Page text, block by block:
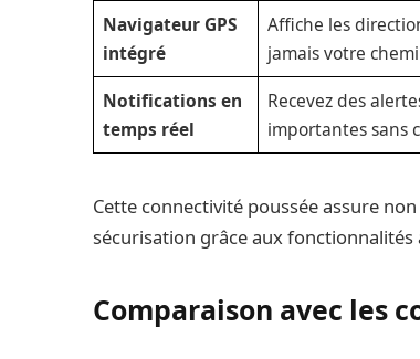
Navigateur GPS
intégré
Affiche les
jamais votre
Notifications en
temps réel
Recevez des
importantes sans
Cette connectivité poussée assure
sécurisation grâce aux
Comparaison avec les